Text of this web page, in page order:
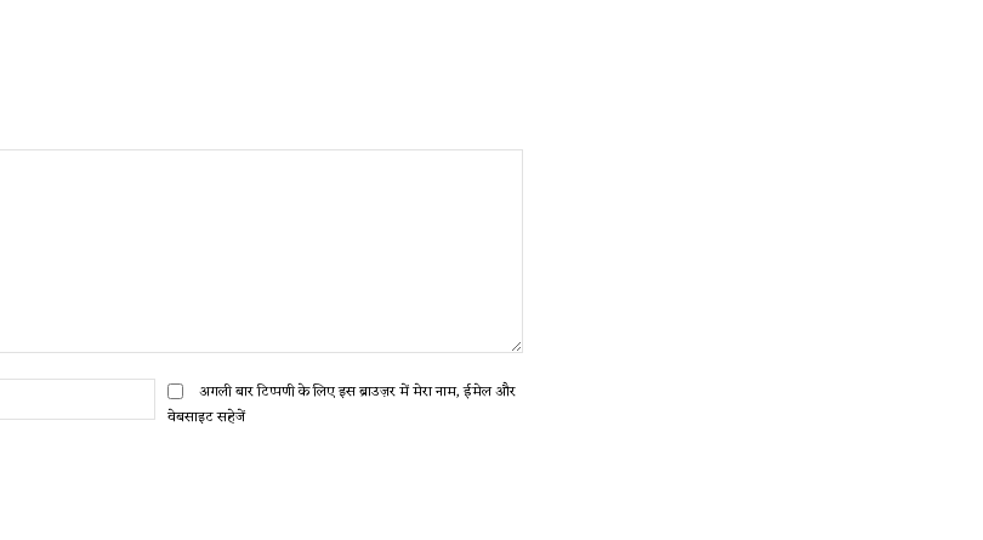
ईमेल:*अगली बार टिप्पणी के लिए इस ब्राउज़र में मेरा नाम, ईमेल और
वेबसाइट सहेजें